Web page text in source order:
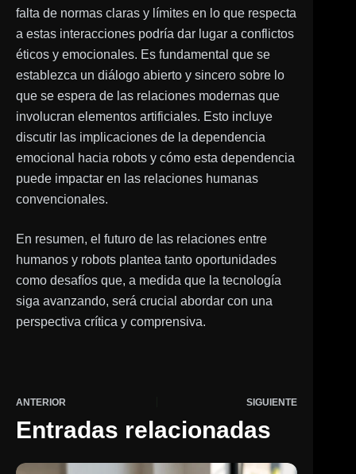
falta de normas claras y límites en lo que respecta
a estas interacciones podría dar lugar a conflictos
éticos y emocionales. Es fundamental que se
establezca un diálogo abierto y sincero sobre lo
que se espera de las relaciones modernas que
involucran elementos artificiales. Esto incluye
discutir las implicaciones de la dependencia
emocional hacia robots y cómo esta dependencia
puede impactar en las relaciones humanas
convencionales.
En resumen, el futuro de las relaciones entre
humanos y robots plantea tanto oportunidades
como desafíos que, a medida que la tecnología
siga avanzando, será crucial abordar con una
perspectiva crítica y comprensiva.
ANTERIOR SIGUIENTE
Entradas relacionadas